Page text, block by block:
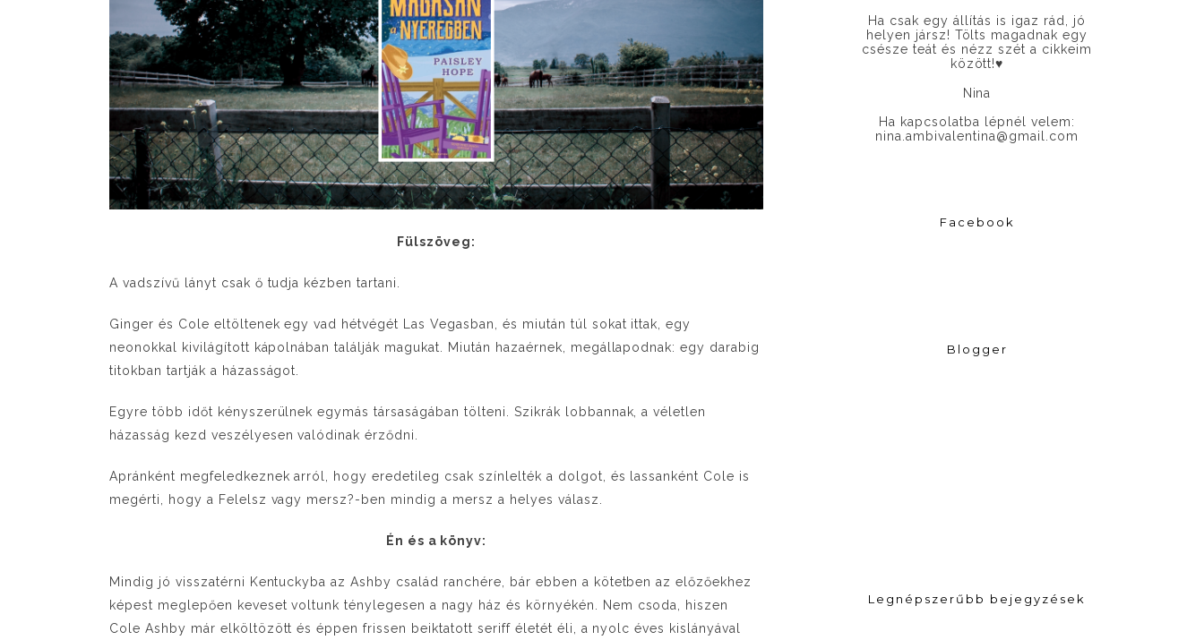
Fülszöveg:
A vadszívű lányt csak ő tudja kézben tartani.
Ginger és Cole eltöltenek egy vad hétvégét Las Vegasban, és miután túl sokat ittak, egy
neonokkal kivilágított kápolnában találják magukat. Miután hazaérnek, megállapodnak: egy darabig
titokban tartják a házasságot.
Egyre több időt kényszerülnek egymás társaságában tölteni. Szikrák lobbannak, a véletlen
házasság kezd veszélyesen valódinak érződni.
Apránként megfeledkeznek arról, hogy eredetileg csak színlelték a dolgot, és lassanként Cole is
megérti, hogy a Felelsz vagy mersz?-ben mindig a mersz a helyes válasz.
Én és a könyv:
Mindig jó visszatérni Kentuckyba az Ashby család ranchére, bár ebben a kötetben az előzőekhez
képest meglepően keveset voltunk ténylegesen a nagy ház és környékén. Nem csoda, hiszen
Cole Ashby már elköltözött és éppen frissen beiktatott seriff életét éli, a nyolc éves kislányával
Ha csak egy állítás is igaz rád, jó
helyen jársz! Tölts magadnak egy
csésze teát és nézz szét a cikkeim
között!♥
Nina
Ha kapcsolatba lépnél velem:
nina.ambivalentina@gmail.com
Facebook
Blogger
Legnépszerűbb bejegyzések